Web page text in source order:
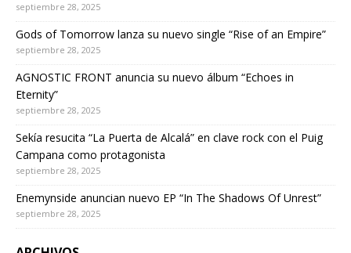
septiembre 28, 2025
Gods of Tomorrow lanza su nuevo single “Rise of an Empire”
septiembre 28, 2025
AGNOSTIC FRONT anuncia su nuevo álbum “Echoes in
Eternity”
septiembre 28, 2025
Sekía resucita “La Puerta de Alcalá” en clave rock con el Puig
Campana como protagonista
septiembre 28, 2025
Enemynside anuncian nuevo EP “In The Shadows Of Unrest”
septiembre 28, 2025